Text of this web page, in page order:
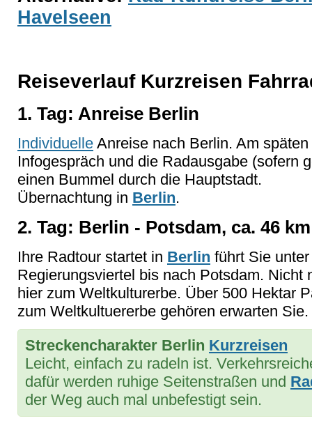
Havelseen
Reiseverlauf Kurzreisen
1. Tag: Anreise Berlin
Individuelle Anreise nach Berlin. Am
Infogespräch und die Radausgabe (sofern
einen Bummel durch die Hauptstadt.
Übernachtung in Berlin.
2. Tag: Berlin - Potsdam, ca. 46 km
Ihre Radtour startet in Berlin führt Sie
Regierungsviertel bis nach Potsdam. Nicht
hier zum Weltkulturerbe. Über 500 Hektar
zum Weltkultuererbe gehören erwarten
Streckencharakter Berlin Kurzreisen
Leicht, einfach zu radeln ist.
dafür werden ruhige Seitenstraßen und
der Weg auch mal unbefestigt sein.